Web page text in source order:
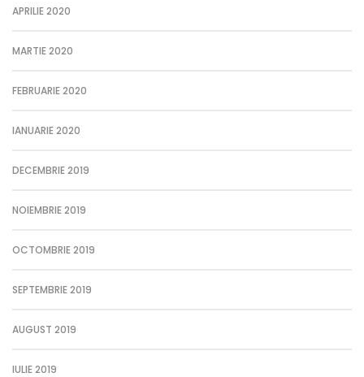
APRILIE 2020
MARTIE 2020
FEBRUARIE 2020
IANUARIE 2020
DECEMBRIE 2019
NOIEMBRIE 2019
OCTOMBRIE 2019
SEPTEMBRIE 2019
AUGUST 2019
IULIE 2019